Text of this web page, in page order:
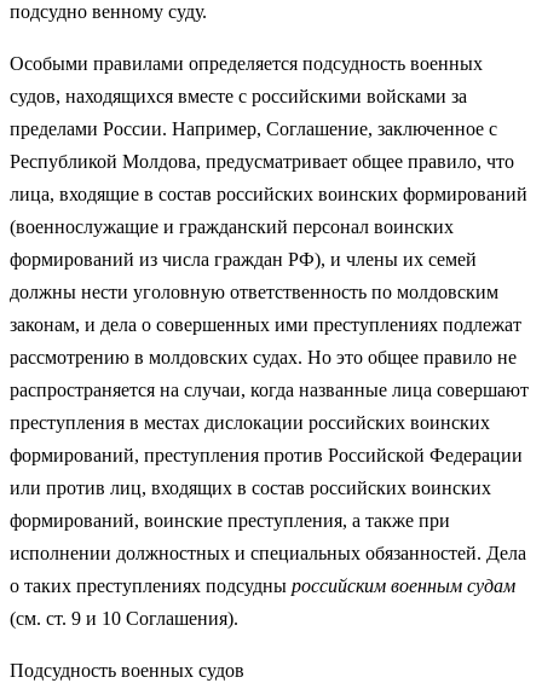
подсудно венному суду.
Особыми правилами определяется подсудность военных
судов, находя­щихся вместе с российскими войсками за
пределами России. Например, Соглашение, заключенное с
Республикой Молдова, предусматривает общее правило, что
лица, входящие в состав российских воинских формирований
(военнослужащие и гражданский персонал воинских
формирований из чис­ла граждан РФ), и члены их семей
должны нести уголовную ответствен­ность по молдовским
законам, и дела о совершенных ими преступлениях подлежат
рассмотрению в молдовских судах. Но это общее правило не
рас­пространяется на случаи, когда названные лица совершают
преступления в местах дислокации российских воинских
формирований, преступления про­тив Российской Федерации
или против лиц, входящих в состав российских воинских
формирований, воинские преступления, а также при
исполнении должностных и специальных обязанностей. Дела
о таких преступлениях подсудны российским военным судам
(см. ст. 9 и 10 Соглашения).
Подсудность военных судов